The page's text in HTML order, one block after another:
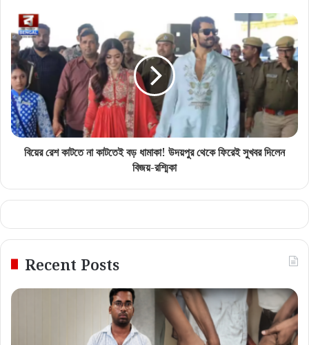
বিয়ের রেশ কাটতে না কাটতেই বড় ধামাকা! উদয়পুর থেকে ফিরেই সুখবর দিলেন
বিজয়-রশ্মিকা
Recent Posts